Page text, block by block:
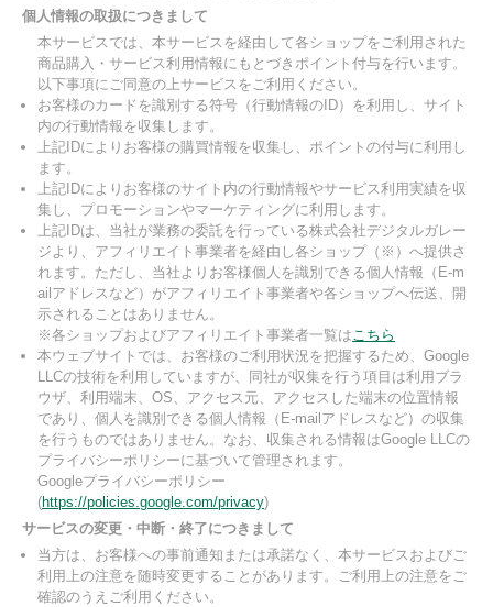
個人情報の取扱につきまして
本サービスでは、本サービスを経由して各ショップをご利用された
商品購入・サービス利用情報にもとづきポイント付与を行います。
以下事項にご同意の上サービスをご利用ください。
お客様のカードを識別する符号（行動情報のID）を利用し、サイト
内の行動情報を収集します。
上記IDによりお客様の購買情報を収集し、ポイントの付与に利用し
ます。
上記IDによりお客様のサイト内の行動情報やサービス利用実績を収
集し、プロモーションやマーケティングに利用します。
上記IDは、当社が業務の委託を行っている株式会社デジタルガレー
ジより、アフィリエイト事業者を経由し各ショップ（※）へ提供さ
れます。ただし、当社よりお客様個人を識別できる個人情報（E-m
ailアドレスなど）がアフィリエイト事業者や各ショップへ伝送、開
示されることはありません。
※各ショップおよびアフィリエイト事業者一覧はこちら
本ウェブサイトでは、お客様のご利用状況を把握するため、Google
LLCの技術を利用していますが、同社が収集を行う項目は利用ブラ
ウザ、利用端末、OS、アクセス元、アクセスした端末の位置情報
であり、個人を識別できる個人情報（E-mailアドレスなど）の収集
を行うものではありません。なお、収集される情報はGoogle LLCの
プライバシーポリシーに基づいて管理されます。
Googleプライバシーポリシー
(https://policies.google.com/privacy)
サービスの変更・中断・終了につきまして
当方は、お客様への事前通知または承諾なく、本サービスおよびご
利用上の注意を随時変更することがあります。ご利用上の注意をご
確認のうえご利用ください。